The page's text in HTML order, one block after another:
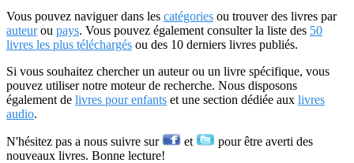
Vous pouvez naviguer dans les catégories ou trouver des livres par
auteurou pays. Vous pouvez également consulter la liste des 50
livres les plus téléchargés ou des 10 derniers livres publiés.
Si vous souhaitez chercher un auteur ou un livre spécifique, vous
pouvez utiliser notre moteur de recherche. Nous disposons
également de livres pour enfants et une section dédiée aux livres
audio.
N'hésitez pas a nous suivre sur et
pour être averti des
nouveaux livres. Bonne lecture!